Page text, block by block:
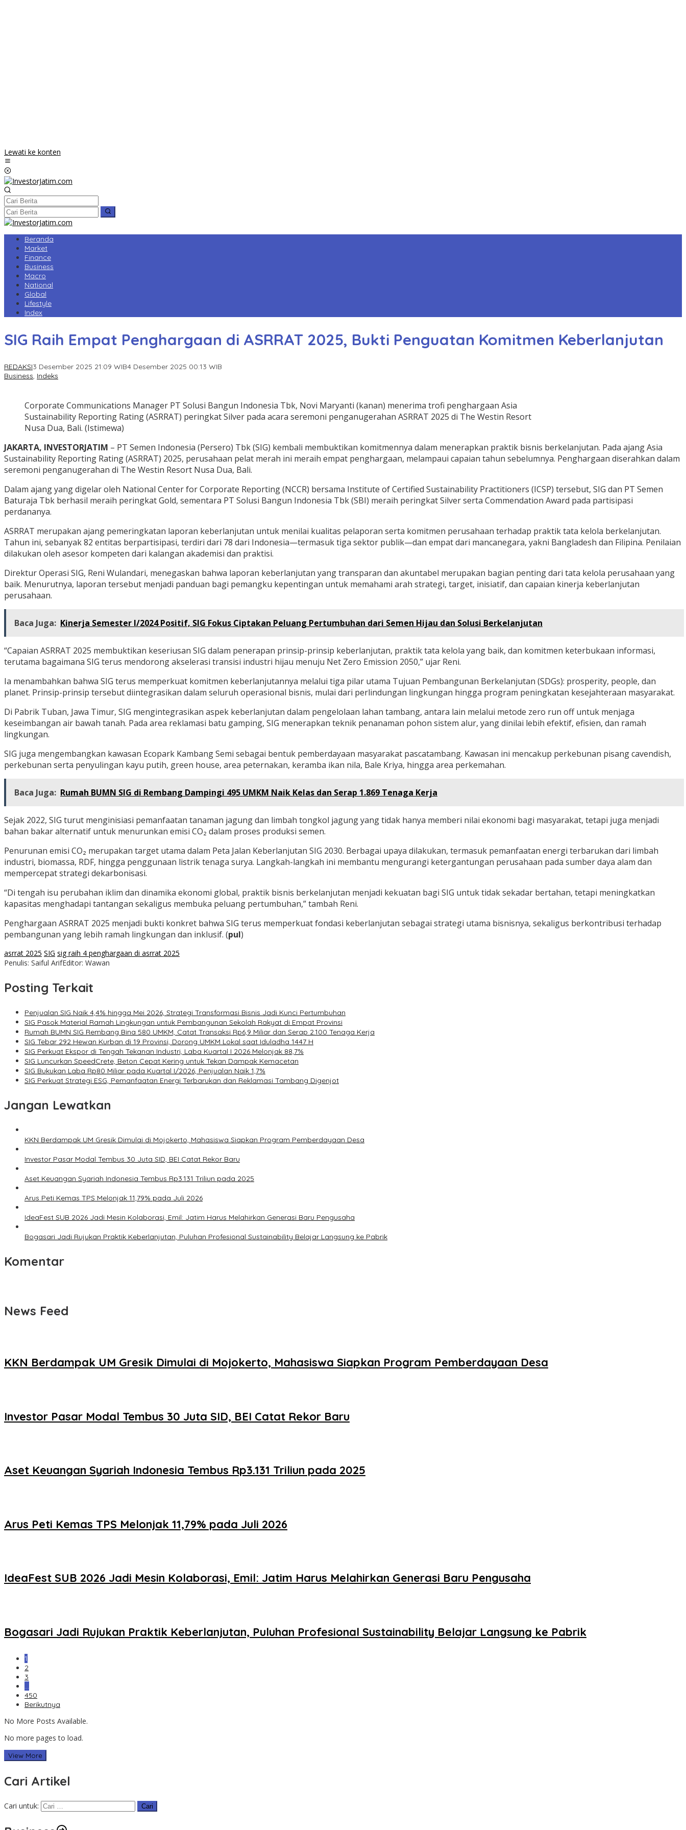
Lewati ke konten
Beranda
Market
Finance
Business
Macro
National
Global
Lifestyle
Index
SIG Raih Empat Penghargaan di ASRRAT 2025, Bukti Penguatan Komitmen Keberlanjutan
REDAKSI3 Desember 2025 21:09 WIB4 Desember 2025 00:13 WIB
Business, Indeks
Corporate Communications Manager PT Solusi Bangun Indonesia Tbk, Novi Maryanti (kanan) menerima trofi penghargaan Asia
Sustainability Reporting Rating (ASRRAT) peringkat Silver pada acara seremoni penganugerahan ASRRAT 2025 di The Westin Resort
Nusa Dua, Bali. (Istimewa)
JAKARTA, INVESTORJATIM – PT Semen Indonesia (Persero) Tbk (SIG) kembali membuktikan komitmennya dalam menerapkan praktik bisnis berkelanjutan. Pada ajang Asia
Sustainability Reporting Rating (ASRRAT) 2025, perusahaan pelat merah ini meraih empat penghargaan, melampaui capaian tahun sebelumnya. Penghargaan diserahkan dalam
seremoni penganugerahan di The Westin Resort Nusa Dua, Bali.
Dalam ajang yang digelar oleh National Center for Corporate Reporting (NCCR) bersama Institute of Certified Sustainability Practitioners (ICSP) tersebut, SIG dan PT Semen
Baturaja Tbk berhasil meraih peringkat Gold, sementara PT Solusi Bangun Indonesia Tbk (SBI) meraih peringkat Silver serta Commendation Award pada partisipasi
perdananya.
ASRRAT merupakan ajang pemeringkatan laporan keberlanjutan untuk menilai kualitas pelaporan serta komitmen perusahaan terhadap praktik tata kelola berkelanjutan.
Tahun ini, sebanyak 82 entitas berpartisipasi, terdiri dari 78 dari Indonesia—termasuk tiga sektor publik—dan empat dari mancanegara, yakni Bangladesh dan Filipina. Penilaian
dilakukan oleh asesor kompeten dari kalangan akademisi dan praktisi.
Direktur Operasi SIG, Reni Wulandari, menegaskan bahwa laporan keberlanjutan yang transparan dan akuntabel merupakan bagian penting dari tata kelola perusahaan yang
baik. Menurutnya, laporan tersebut menjadi panduan bagi pemangku kepentingan untuk memahami arah strategi, target, inisiatif, dan capaian kinerja keberlanjutan
perusahaan.
Baca Juga: Kinerja Semester I/2024 Positif, SIG Fokus Ciptakan Peluang Pertumbuhan dari Semen Hijau dan Solusi Berkelanjutan
“Capaian ASRRAT 2025 membuktikan keseriusan SIG dalam penerapan prinsip-prinsip keberlanjutan, praktik tata kelola yang baik, dan komitmen keterbukaan informasi,
terutama bagaimana SIG terus mendorong akselerasi transisi industri hijau menuju Net Zero Emission 2050,” ujar Reni.
Ia menambahkan bahwa SIG terus memperkuat komitmen keberlanjutannya melalui tiga pilar utama Tujuan Pembangunan Berkelanjutan (SDGs): prosperity, people, dan
planet. Prinsip-prinsip tersebut diintegrasikan dalam seluruh operasional bisnis, mulai dari perlindungan lingkungan hingga program peningkatan kesejahteraan masyarakat.
Di Pabrik Tuban, Jawa Timur, SIG mengintegrasikan aspek keberlanjutan dalam pengelolaan lahan tambang, antara lain melalui metode zero run off untuk menjaga
keseimbangan air bawah tanah. Pada area reklamasi batu gamping, SIG menerapkan teknik penanaman pohon sistem alur, yang dinilai lebih efektif, efisien, dan ramah
lingkungan.
SIG juga mengembangkan kawasan Ecopark Kambang Semi sebagai bentuk pemberdayaan masyarakat pascatambang. Kawasan ini mencakup perkebunan pisang cavendish,
perkebunan serta penyulingan kayu putih, green house, area peternakan, keramba ikan nila, Bale Kriya, hingga area perkemahan.
Baca Juga: Rumah BUMN SIG di Rembang Dampingi 495 UMKM Naik Kelas dan Serap 1.869 Tenaga Kerja
Sejak 2022, SIG turut menginisiasi pemanfaatan tanaman jagung dan limbah tongkol jagung yang tidak hanya memberi nilai ekonomi bagi masyarakat, tetapi juga menjadi
bahan bakar alternatif untuk menurunkan emisi CO₂ dalam proses produksi semen.
Penurunan emisi CO₂ merupakan target utama dalam Peta Jalan Keberlanjutan SIG 2030. Berbagai upaya dilakukan, termasuk pemanfaatan energi terbarukan dari limbah
industri, biomassa, RDF, hingga penggunaan listrik tenaga surya. Langkah-langkah ini membantu mengurangi ketergantungan perusahaan pada sumber daya alam dan
mempercepat strategi dekarbonisasi.
“Di tengah isu perubahan iklim dan dinamika ekonomi global, praktik bisnis berkelanjutan menjadi kekuatan bagi SIG untuk tidak sekadar bertahan, tetapi meningkatkan
kapasitas menghadapi tantangan sekaligus membuka peluang pertumbuhan,” tambah Reni.
Penghargaan ASRRAT 2025 menjadi bukti konkret bahwa SIG terus memperkuat fondasi keberlanjutan sebagai strategi utama bisnisnya, sekaligus berkontribusi terhadap
pembangunan yang lebih ramah lingkungan dan inklusif. (pul)
asrrat 2025 SIG sig raih 4 penghargaan di asrrat 2025
Penulis: Saiful ArifEditor: Wawan
Posting Terkait
Penjualan SIG Naik 4,4% hingga Mei 2026, Strategi Transformasi Bisnis Jadi Kunci Pertumbuhan
SIG Pasok Material Ramah Lingkungan untuk Pembangunan Sekolah Rakyat di Empat Provinsi
Rumah BUMN SIG Rembang Bina 580 UMKM, Catat Transaksi Rp6,9 Miliar dan Serap 2.100 Tenaga Kerja
SIG Tebar 292 Hewan Kurban di 19 Provinsi, Dorong UMKM Lokal saat Iduladha 1447 H
SIG Perkuat Ekspor di Tengah Tekanan Industri, Laba Kuartal I 2026 Melonjak 88,7%
SIG Luncurkan SpeedCrete, Beton Cepat Kering untuk Tekan Dampak Kemacetan
SIG Bukukan Laba Rp80 Miliar pada Kuartal I/2026, Penjualan Naik 1,7%
SIG Perkuat Strategi ESG, Pemanfaatan Energi Terbarukan dan Reklamasi Tambang Digenjot
Jangan Lewatkan
KKN Berdampak UM Gresik Dimulai di Mojokerto, Mahasiswa Siapkan Program Pemberdayaan Desa
Investor Pasar Modal Tembus 30 Juta SID, BEI Catat Rekor Baru
Aset Keuangan Syariah Indonesia Tembus Rp3.131 Triliun pada 2025
Arus Peti Kemas TPS Melonjak 11,79% pada Juli 2026
IdeaFest SUB 2026 Jadi Mesin Kolaborasi, Emil: Jatim Harus Melahirkan Generasi Baru Pengusaha
Bogasari Jadi Rujukan Praktik Keberlanjutan, Puluhan Profesional Sustainability Belajar Langsung ke Pabrik
Komentar
News Feed
KKN Berdampak UM Gresik Dimulai di Mojokerto, Mahasiswa Siapkan Program Pemberdayaan Desa
Investor Pasar Modal Tembus 30 Juta SID, BEI Catat Rekor Baru
Aset Keuangan Syariah Indonesia Tembus Rp3.131 Triliun pada 2025
Arus Peti Kemas TPS Melonjak 11,79% pada Juli 2026
IdeaFest SUB 2026 Jadi Mesin Kolaborasi, Emil: Jatim Harus Melahirkan Generasi Baru Pengusaha
Bogasari Jadi Rujukan Praktik Keberlanjutan, Puluhan Profesional Sustainability Belajar Langsung ke Pabrik
1
2
3
…
450
Berikutnya
No More Posts Available.
No more pages to load.
View More
Cari Artikel
Cari untuk: